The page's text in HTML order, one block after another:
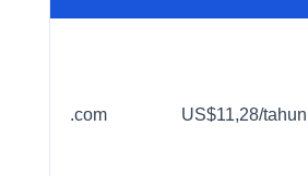
.com US$11,28/tahun